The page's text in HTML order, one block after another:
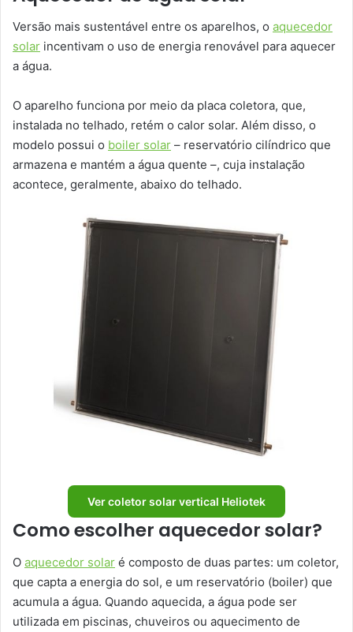
Versão mais sustentável entre os aparelhos, o aquecedor
solar incentivam o uso de energia renovável para aquecer
a água.
O aparelho funciona por meio da placa coletora, que,
instalada no telhado, retém o calor solar. Além disso, o
modelo possui o boiler solar – reservatório cilíndrico que
armazena e mantém a água quente –, cuja instalação
acontece, geralmente, abaixo do telhado.
Ver coletor solar vertical Heliotek
Como escolher aquecedor solar?
O aquecedor solar é composto de duas partes: um coletor,
que capta a energia do sol, e um reservatório (boiler) que
acumula a água. Quando aquecida, a água pode ser
utilizada em piscinas, chuveiros ou aquecimento de